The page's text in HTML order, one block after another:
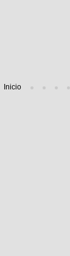
Inicio